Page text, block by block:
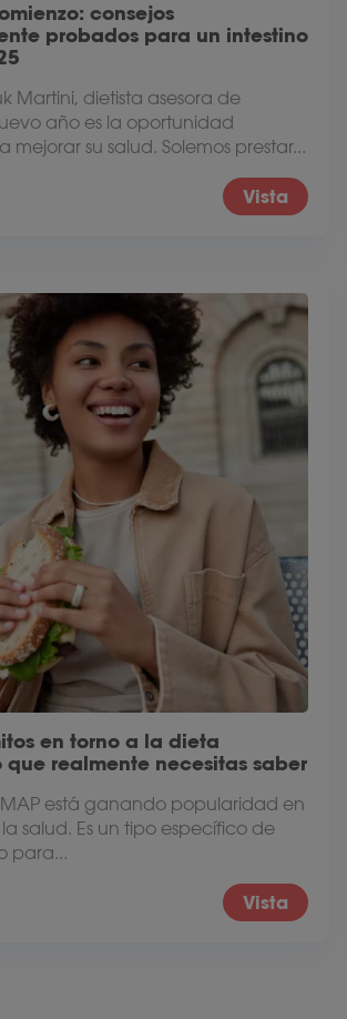
consejos
probados para un intestino
Martini, dietista asesora de
año es la oportunidad
su salud. Solemos prestar...
Vista
en torno a la dieta
que realmente necesitas saber
está ganando popularidad en
salud. Es un tipo específico de
para...
Vista